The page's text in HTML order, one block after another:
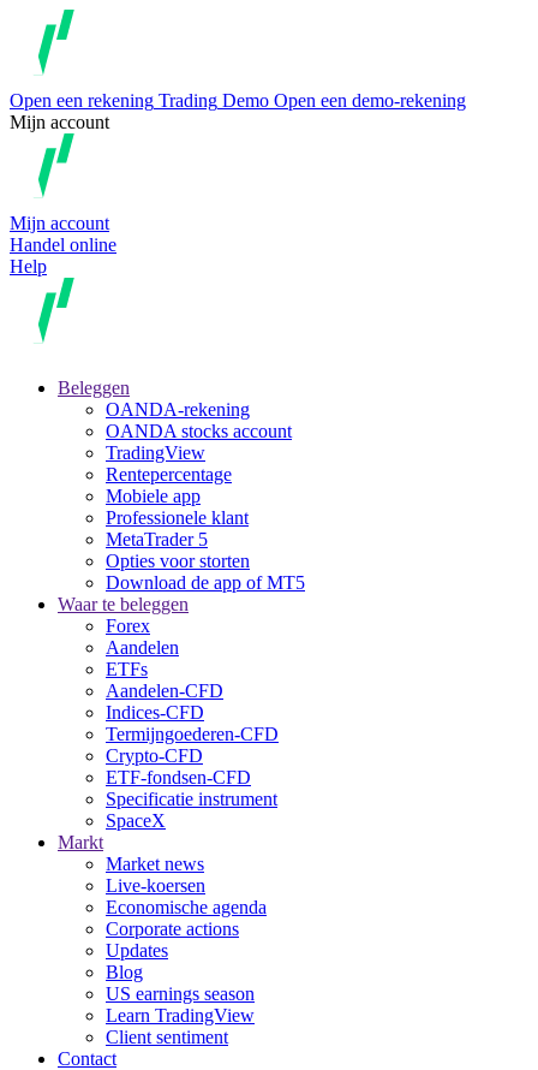
Open een rekening Trading Demo Open een demo-rekening
Mijn account
Mijn account
Handel online
Help
Beleggen
OANDA-rekening
OANDA stocks account
TradingView
Rentepercentage
Mobiele app
Professionele klant
MetaTrader 5
Opties voor storten
Download de app of MT5
Waar te beleggen
Forex
Aandelen
ETFs
Aandelen-CFD
Indices-CFD
Termijngoederen-CFD
Crypto-CFD
ETF-fondsen-CFD
Specificatie instrument
SpaceX
Markt
Market news
Live-koersen
Economische agenda
Corporate actions
Updates
Blog
US earnings season
Learn TradingView
Client sentiment
Contact